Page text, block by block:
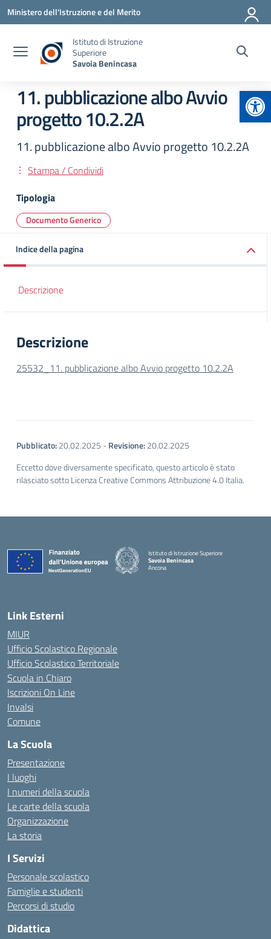
Vai ai contenuti
Vai al menu di navigazione
Vai al footer
Ministero dell'Istruzione e del Merito
Istituto di Istruzione
Superiore
Savoia Benincasa
11. pubblicazione albo Avvio
progetto 10.2.2A
11. pubblicazione albo Avvio progetto 10.2.2A
Stampa / Condividi
Tipologia
Documento Generico
Indice della pagina
Descrizione
Descrizione
25532_11. pubblicazione albo Avvio progetto 10.2.2A
Pubblicato:20.02.2025 -Revisione:20.02.2025
Eccetto dove diversamente specificato, questo articolo è stato
rilasciato sotto Licenza Creative Commons Attribuzione 4.0 Italia.
Istituto di Istruzione Superiore
Savoia Benincasa
Ancona
Link Esterni
MIUR
Ufficio Scolastico Regionale
Ufficio Scolastico Territoriale
Scuola in Chiaro
Iscrizioni On Line
Invalsi
Comune
La Scuola
Presentazione
I luoghi
I numeri della scuola
Le carte della scuola
Organizzazione
La storia
I Servizi
Personale scolastico
Famiglie e studenti
Percorsi di studio
Didattica